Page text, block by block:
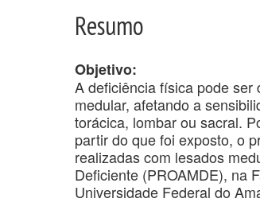
Resumo
Objetivo:
A deficiência física pode ser
medular, afetando a
torácica, lombar ou sacral.
partir do que foi exposto, o
realizadas com lesados
Deficiente (PROAMDE), na
Universidade Federal do